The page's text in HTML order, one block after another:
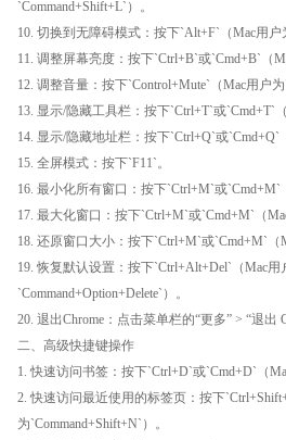
`Command+Shift+L`）。
10. 切换到无障碍模式：按下`Alt+F`（Mac用户
11. 调整屏幕亮度：按下`Ctrl+B`或`Cmd+B`（
12. 调整音量：按下`Control+Mute`（Mac用户为
13. 显示/隐藏工具栏：按下`Ctrl+T`或`Cmd+T`
14. 显示/隐藏地址栏：按下`Ctrl+Q`或`Cmd+Q`
15. 全屏模式：按下`F11`。
16. 最小化所有窗口：按下`Ctrl+M`或`Cmd+M`
17. 最大化窗口：按下`Ctrl+M`或`Cmd+M`（
18. 还原窗口大小：按下`Ctrl+M`或`Cmd+M`（
19. 恢复默认设置：按下`Ctrl+Alt+Del`（Mac用
`Command+Option+Delete`）。
20. 退出Chrome：点击菜单栏的“更多” > “退出
二、高级快捷键操作
1. 快速访问书签：按下`Ctrl+D`或`Cmd+D`（
2. 快速访问最近使用的标签页：按下
为`Command+Shift+N`）。